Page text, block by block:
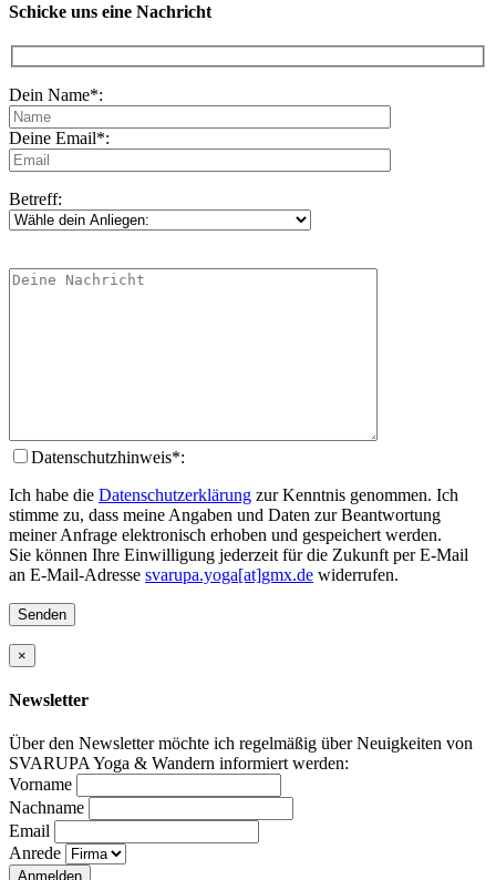
Schicke uns eine Nachricht
Dein Name*:
Deine Email*:
Betreff:
Datenschutzhinweis*:
Ich habe die Datenschutzerklärung zur Kenntnis genommen. Ich
stimme zu, dass meine Angaben und Daten zur Beantwortung
meiner Anfrage elektronisch erhoben und gespeichert werden.
Sie können Ihre Einwilligung jederzeit für die Zukunft per E-Mail
an E-Mail-Adresse svarupa.yoga[at]gmx.de widerrufen.
×
Newsletter
Über den Newsletter möchte ich regelmäßig über Neuigkeiten von
SVARUPA Yoga & Wandern informiert werden:
Vorname
Nachname
Email
Anrede